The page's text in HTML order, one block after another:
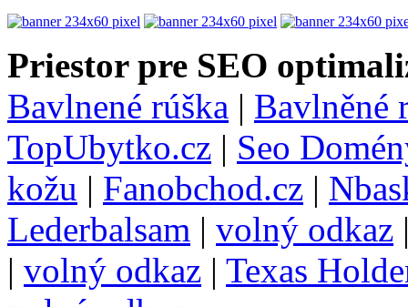
Priestor pre SEO
Bavlnené rúška | Bavlněné
TopUbytko.cz | Seo
kožu | Fanobchod.cz |
Lederbalsam | volný odkaz
| volný odkaz | Texas